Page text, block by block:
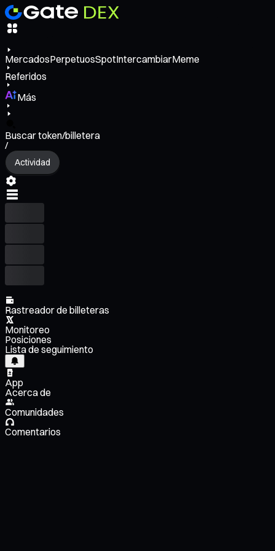
MercadosPerpetuosSpotIntercambiarMeme
Referidos
Más
Buscar token/billetera
/
Actividad
Rastreador de billeteras
Monitoreo
Posiciones
Lista de seguimiento
App
Acerca de
Comunidades
Comentarios